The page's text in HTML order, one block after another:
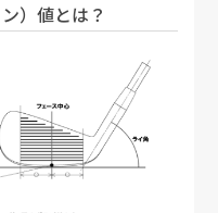
）値とは？